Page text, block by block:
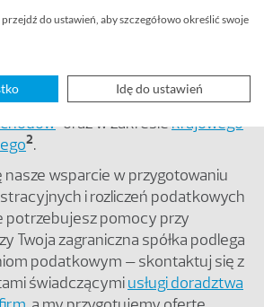
zobowiązań w ramach
Zagraniczna spółka
również to, czy jej działalność
w zakresiepodatku od
oraz w zakresiekrajowego
2.
nasze wsparcie w przygotowaniu
i rozliczeń podatkowych
potrzebujesz pomocy przy
Twoja zagraniczna spółka podlega
podatkowym – skontaktuj się z
świadczącymiusługi doradztwa
do ustawień, aby szczegółowo określić swoje
Idę do ustawień